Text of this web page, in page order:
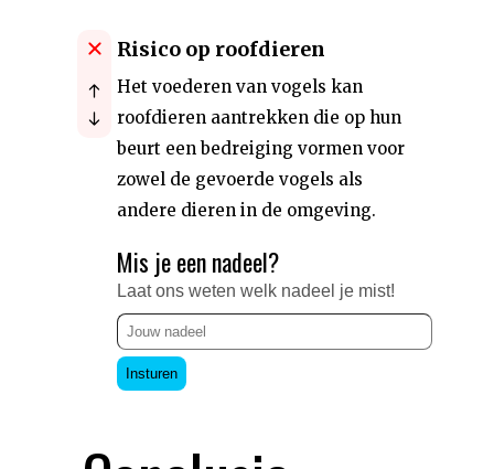
Risico op roofdieren
Het voederen van vogels kan
roofdieren aantrekken die op hun
beurt een bedreiging vormen voor
zowel de gevoerde vogels als
andere dieren in de omgeving.
Mis je een nadeel?
Laat ons weten welk nadeel je mist!
Insturen